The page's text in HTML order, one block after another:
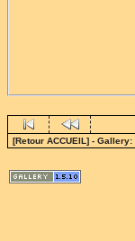
[Retour ACCUEIL] - Gallery: